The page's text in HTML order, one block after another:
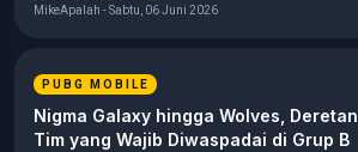
MikeApalah - Sabtu, 06 Juni 2026
PUBG MOBILE
Nigma Galaxy hingga Wolves, Deretan
Tim yang Wajib Diwaspadai di Grup B